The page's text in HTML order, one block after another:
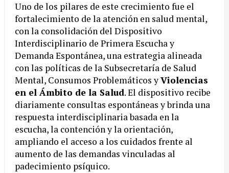
Uno de los pilares de este crecimiento fue el
fortalecimiento de la atención en salud mental,
con la consolidación del Dispositivo
Interdisciplinario de Primera Escucha y
Demanda Espontánea, una estrategia alineada
con las políticas de la Subsecretaría de Salud
Mental, Consumos Problemáticos yViolencias
en el Ámbito de la Salud. El dispositivo recibe
diariamente consultas espontáneas y brinda una
respuesta interdisciplinaria basada en la
escucha, la contención y la orientación,
ampliando el acceso a los cuidados frente al
aumento de las demandas vinculadas al
padecimiento psíquico.